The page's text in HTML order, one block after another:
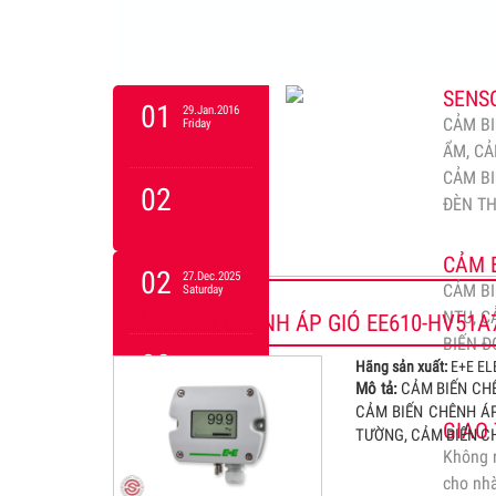
01
29.Jan.2016
Friday
02
CẢM
ẨM,
CẢM
ĐÈN
02
27.Dec.2025
Saturday
03
CẢM
CẢM
NTU,
BIẾN
03
01.Feb.2016
Monday
GIAO
Không
cho
CẢM BIẾN CHÊNH ÁP GIÓ EE610-
Hãng sản xuất: E+E
Mô tả:CẢM BIẾN
CẢM BIẾN CHÊNH
TƯỜNG, CẢM BIẾN